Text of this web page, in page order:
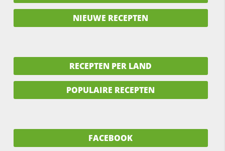
NIEUWE RECEPTEN
RECEPTEN PER LAND
POPULAIRE RECEPTEN
FACEBOOK